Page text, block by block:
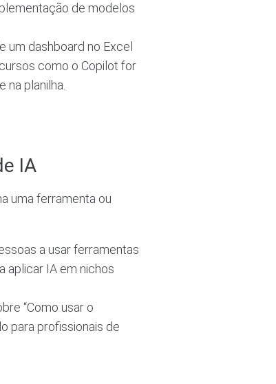
de modelos
dashboard no Excel
como o Copilot for
na planilha.
IA
uma ferramenta ou
a usar ferramentas
aplicar IA em nichos
“Como usar o
para profissionais de